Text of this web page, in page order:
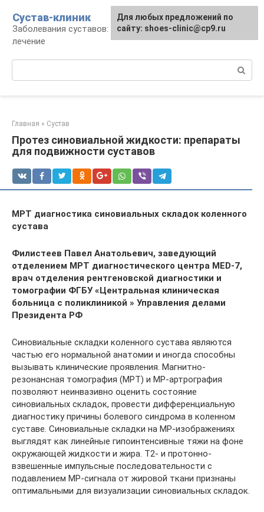
контенту
Сустав-клиник
Заболевания суставов: профилактика и
лечение
Главная » Сустав
Протез синовиальной жидкости: препараты
для подвижности суставов
МРТ диагностика синовиальных складок коленного
сустава
Филистеев Павел Анатольевич, заведующий
отделением МРТ диагностического центра MED-7,
врач отделения рентгеновской диагностики и
томографии ФГБУ «Центральная клиническая
больница с поликлиникой » Управления делами
Президента РФ
Синовиальные складки коленного сустава являются
частью его нормальной анатомии и иногда способны
вызывать клинические проявления. Магнитно-
резонансная томография (МРТ) и МР-артрография
позволяют неинвазивно оценить состояние
синовиальных складок, провести дифференциальную
диагностику причины болевого синдрома в коленном
суставе. Синовиальные складки на МР-изображениях
выглядят как линейные гипоинтенсивные тяжи на фоне
окружающей жидкости и жира. Т2- и протонно-
взвешенные импульсные последовательности с
подавлением МР-сигнала от жировой ткани признаны
оптимальными для визуализации синовиальных складок.
Для любых предложений по
сайту: shoes-clinic@cp9.ru